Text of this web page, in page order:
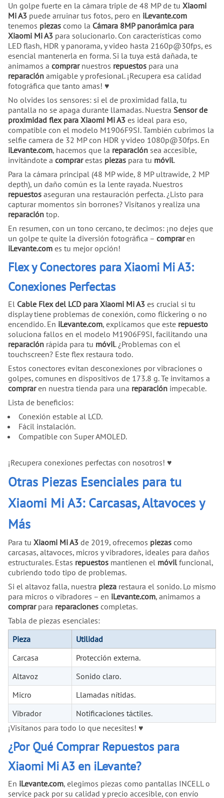
Un golpe fuerte en la cámara triple de 48 MP de tu Xiaomi
Mi A3 puede arruinar tus fotos, pero en iLevante.com
tenemos piezas como la Cámara 8MP panorámica para
Xiaomi Mi A3 para solucionarlo. Con características como
LED flash, HDR y panorama, y video hasta 2160p@30fps, es
esencial mantenerla en forma. Si la tuya está dañada, te
animamos a comprarnuestros repuestos para una
reparación amigable y profesional. ¡Recupera esa calidad
fotográfica que tanto amas! ♥
No olvides los sensores: si el de proximidad falla, tu
pantalla no se apaga durante llamadas. Nuestra Sensor de
proximidad flex para Xiaomi Mi A3 es ideal para eso,
compatible con el modelo M1906F9SI. También cubrimos la
selfie camera de 32 MP con HDR y video 1080p@30fps. En
iLevante.com, hacemos que la reparación sea accesible,
invitándote a comprarestas piezas para tu móvil.
Para la cámara principal (48 MP wide, 8 MP ultrawide, 2 MP
depth), un daño común es la lente rayada. Nuestros
repuestos aseguran una restauración perfecta. ¿Listo para
capturar momentos sin borrones? Visítanos y realiza una
reparación top.
En resumen, con un tono cercano, te decimos: ¡no dejes que
un golpe te quite la diversión fotográfica – compraren
iLevante.com es tu mejor opción!
Flex y Conectores para Xiaomi Mi A3:
Conexiones Perfectas
El Cable Flex del LCD para Xiaomi Mi A3 es crucial si tu
display tiene problemas de conexión, como flickering o no
encendido. En iLevante.com, explicamos que este repuesto
soluciona fallos en el modelo M1906F9SI, facilitando una
reparación rápida para tu móvil. ¿Problemas con el
touchscreen? Este flex restaura todo.
Estos conectores evitan desconexiones por vibraciones o
golpes, comunes en dispositivos de 173.8 g. Te invitamos a
compraren nuestra tienda para una reparación impecable.
Lista de beneficios:
Conexión estable al LCD.
Fácil instalación.
Compatible con Super AMOLED.
¡Recupera conexiones perfectas con nosotros! ♥
Otras Piezas Esenciales para tu
Xiaomi Mi A3: Carcasas, Altavoces y
Más
Para tu Xiaomi Mi A3 de 2019, ofrecemos piezas como
carcasas, altavoces, micros y vibradores, ideales para daños
estructurales. Estas repuestos mantienen el móvil funcional,
cubriendo todo tipo de problemas.
Si el altavoz falla, nuestra pieza restaura el sonido. Lo mismo
para micros o vibradores – en iLevante.com, animamos a
comprarpara reparaciones completas.
Tabla de piezas esenciales:
Pieza
Utilidad
Carcasa
Protección externa.
Altavoz
Sonido claro.
Micro
Llamadas nítidas.
Vibrador
Notificaciones táctiles.
¡Visítanos para todo lo que necesites! ♥
¿Por Qué Comprar Repuestos para
Xiaomi Mi A3 en iLevante?
En iLevante.com, elegimos piezas como pantallas INCELL o
service pack por su calidad y precio accesible, con envío